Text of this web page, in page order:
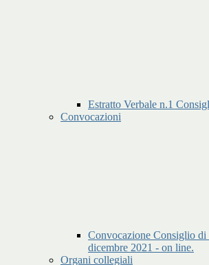
Estratto Verbale n.1
Convocazioni
Convocazione Consiglio di
dicembre 2021 - on line.
Organi collegiali